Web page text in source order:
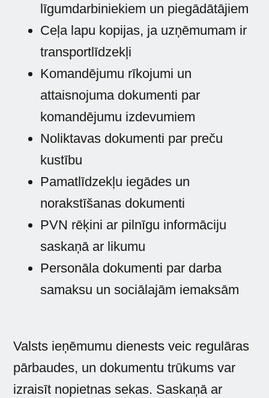
līgumdarbiniekiem un piegādātājiem
Ceļa lapu kopijas, ja uzņēmumam ir
transportlīdzekļi
Komandējumu rīkojumi un
attaisnojuma dokumenti par
komandējumu izdevumiem
Noliktavas dokumenti par preču
kustību
Pamatlīdzekļu iegādes un
norakstīšanas dokumenti
PVN rēķini ar pilnīgu informāciju
saskaņā ar likumu
Personāla dokumenti par darba
samaksu un sociālajām iemaksām
Valsts ieņēmumu dienests veic regulāras
pārbaudes, un dokumentu trūkums var
izraisīt nopietnas sekas. Saskaņā ar